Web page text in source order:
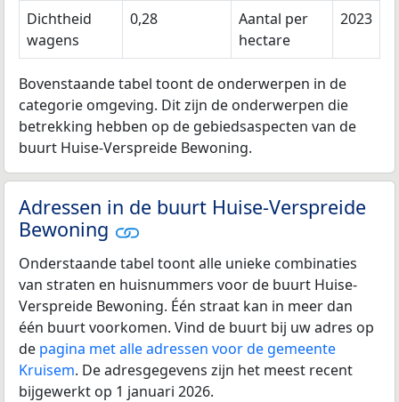
Dichtheid
wagens
0,28
Aantal per
hectare
2023
Bovenstaande tabel toont de onderwerpen in de
categorie omgeving. Dit zijn de onderwerpen die
betrekking hebben op de gebiedsaspecten van de
buurt Huise-Verspreide Bewoning.
Adressen in de buurt Huise-Verspreide
Bewoning
Onderstaande tabel toont alle unieke combinaties
van straten en huisnummers voor de buurt Huise-
Verspreide Bewoning. Één straat kan in meer dan
één buurt voorkomen. Vind de buurt bij uw adres op
de pagina met alle adressen voor de gemeente
Kruisem. De adresgegevens zijn het meest recent
bijgewerkt op 1 januari 2026.